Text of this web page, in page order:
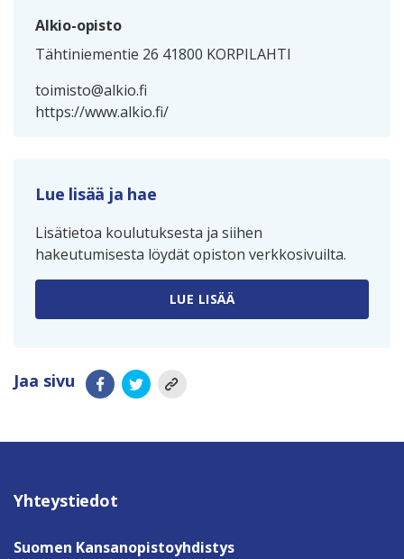
Alkio-opisto
Tähtiniementie 26 41800 KORPILAHTI
toimisto@alkio.fi
https://www.alkio.fi/
Lue lisää ja hae
Lisätietoa koulutuksesta ja siihen
hakeutumisesta löydät opiston verkkosivuilta.
LUE LISÄÄ
Jaa sivu
Yhteystiedot
Suomen Kansanopistoyhdistys